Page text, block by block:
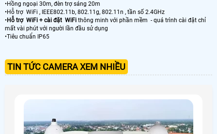
•Hồng ngoại 30m, đèn trợ sáng 20m
•Hỗ trợ WiFi , IEEE802.11b, 802.11g, 802.11n , tần số 2.4GHz
•Hỗ trợ WiFi + cài đặt WiFi thông minh với phần mềm - quá trình cài đặt chỉ
mất vài phút với người lần đầu sử dụng
•Tiêu chuẩn IP65
TIN TỨC CAMERA XEM NHIỀU